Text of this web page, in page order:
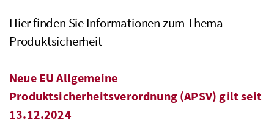
Hier finden Sie Informationen zum Thema
Produktsicherheit
Neue EU Allgemeine
Produktsicherheitsverordnung (APSV) gilt seit
13.12.2024